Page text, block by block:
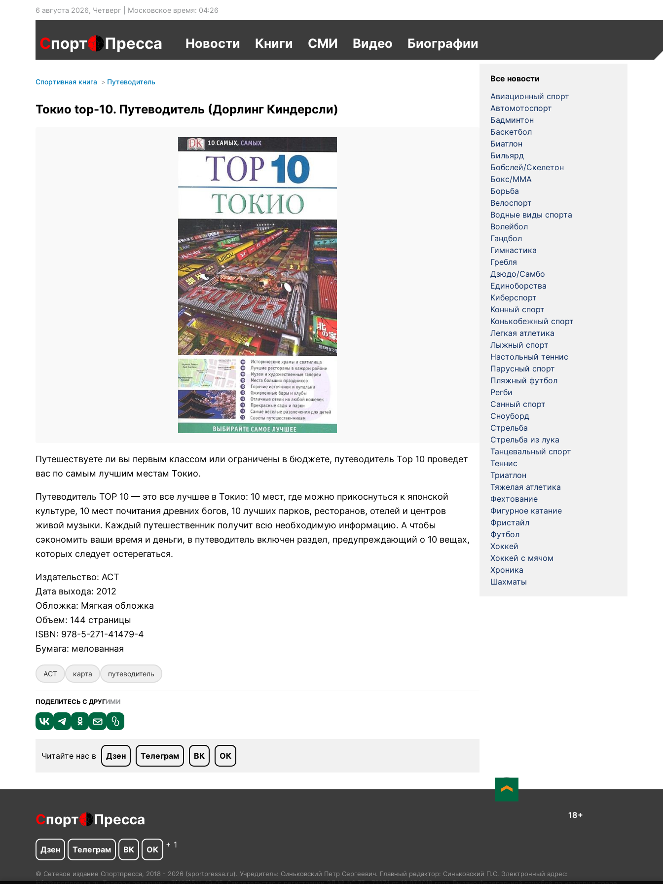
6 августа 2026, Четверг | Московское время: 04:26
Спорт Пресса Новости Книги СМИ Видео Биографии
Спортивная книга Путеводитель
Токио top-10. Путеводитель (Дорлинг Киндерсли)
Путешествуете ли вы первым классом или ограничены в бюджете, путеводитель Тор 10 проведет
вас по самым лучшим местам Токио.
Путеводитель ТОР 10 — это все лучшее в Токио: 10 мест, где можно прикоснуться к японской
культуре, 10 мест почитания древних богов, 10 лучших парков, ресторанов, отелей и центров
живой музыки. Каждый путешественник получит всю необходимую информацию. А чтобы
сэкономить ваши время и деньги, в путеводитель включен раздел, предупреждающий о 10 вещах,
которых следует остерегаться.
Издательство: АСТ
Дата выхода: 2012
Обложка: Мягкая обложка
Объем: 144 страницы
ISBN: 978-5-271-41479-4
Бумага: мелованная
АСТ карта путеводитель
ПОДЕЛИТЕСЬ С ДРУГИМИ
Читайте нас в Дзен Телеграм ВК ОК
Все новости
Авиационный спорт
Автомотоспорт
Бадминтон
Баскетбол
Биатлон
Бильярд
Бобслей/Скелетон
Бокс/MMA
Борьба
Велоспорт
Водные виды спорта
Волейбол
Гандбол
Гимнастика
Гребля
Дзюдо/Самбо
Единоборства
Киберспорт
Конный спорт
Конькобежный спорт
Легкая атлетика
Лыжный спорт
Настольный теннис
Парусный спорт
Пляжный футбол
Регби
Санный спорт
Сноуборд
Стрельба
Стрельба из лука
Танцевальный спорт
Теннис
Триатлон
Тяжелая атлетика
Фехтование
Фигурное катание
Фристайл
Футбол
Хоккей
Хоккей с мячом
Хроника
Шахматы
Спорт Пресса 18+
Дзен Телеграм ВК ОК + 1
© Сетевое издание Спортпресса, 2018 - 2026 (sportpressa.ru). Учредитель: Синьковский Петр Сергеевич. Главный редактор: Синьковский П.С. Электронный адрес: